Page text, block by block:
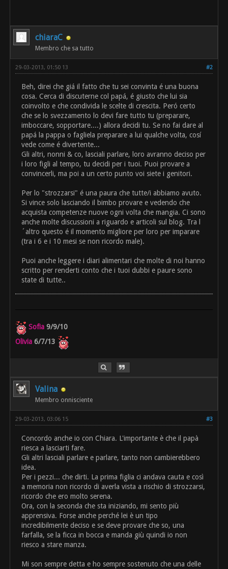
chiaraC
Membro che sa tutto
#2
29-03-2013, 01:50 13
Beh, direi che giá il fatto che tu sei convinta é una buona
cosa. Cerca di discuterne col papá, é giusto che lui sia
coinvolto e che condivida le scelte di crescita. Peró certo
che se lo svezzamento lo devi fare tutto tu (preparare,
imboccare, sopportare....) allora decidi tu. Se no fai dare al
papá la pappa o fagliela preparare a lui qualche volta, cosí
vede come é divertente...
Gli altri, nonni & co, lasciali parlare, loro avranno deciso per
i loro figli al tempo, tu decidi per i tuoi. Puoi provare a
convincerli, ma poi a un certo punto voi siete i genitori.
Per lo "strozzarsi" é una paura che tutte/i abbiamo avuto.
Si vince solo lasciando il bimbo provare e vedendo che
acquista competenze nuove ogni volta che mangia. Ci sono
anche molte discussioni a riguardo e articoli sul blog. Tra l
´altro questo é il momento migliore per loro per imparare
(tra i 6 e i 10 mesi se non ricordo male).
Puoi anche leggere i diari alimentari che molte di noi hanno
scritto per renderti conto che i tuoi dubbi e paure sono
state di tutte..
Sofia 9/9/10
Olivia 6/7/13
Valina
Membro onnisciente
#3
29-03-2013, 03:06 15
Concordo anche io con Chiara. L'importante è che il papà
riesca a lasciarti fare.
Gli altri lasciali parlare e parlare, tanto non cambierebbero
idea.
Per i pezzi... che dirti. La prima figlia ci andava cauta e così
a memoria non ricordo di averla vista a rischio di strozzarsi,
ricordo che ero molto serena.
Ora, con la seconda che sta iniziando, mi sento più
apprensiva. Forse anche perché lei è un tipo
incredibilmente deciso e se deve provare che so, una
farfalla, se la ficca in bocca e manda giù quindi io non
riesco a stare manza.
Mi son sempre detta e ho sempre sostenuto che una delle